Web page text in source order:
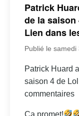
Patrick
de la
Lien dans
Publié le samedi
Patrick Huard
saison 4 de
commentaires
Ça promet!